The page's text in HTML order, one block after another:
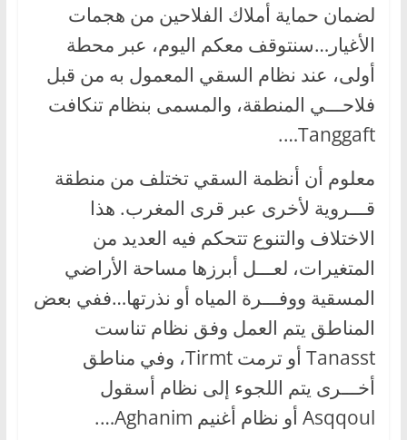
لضمان حماية أملاك الفلاحين من هجمات
الأغيار…سنتوقف معكم اليوم، عبر محطة
أولى، عند نظام السقي المعمول به من قبل
فلاحـــي المنطقة، والمسمى بنظام تنكافت
Tanggaft….
معلوم أن أنظمة السقي تختلف من منطقة
قـــروية لأخرى عبر قرى المغرب. هذا
الاختلاف والتنوع تتحكم فيه العديد من
المتغيرات، لعـــل أبرزها مساحة الأراضي
المسقية ووفـــرة المياه أو نذرتها…ففي بعض
المناطق يتم العمل وفق نظام تناست
Tanasst أو ترمت Tirmt، وفي مناطق
أخـــرى يتم اللجوء إلى نظام أسقول
Asqqoul أو نظام أغنيم Aghanim….